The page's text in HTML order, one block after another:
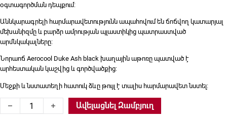
օգտագործման դեպքում:
Աննկարագրելի հարմարավետությունն ապահովում են ճոճվող կատարյալ
մեխանիզմը և բարձր ամրության պլաստիկից պատրաստված
արմնկակալները:
Նորաոճ Aerocool Duke Ash black խաղային աթոռը պատված է
արհեստական կաշվից և գործվածքից:
Մեջքի և նստատեղի հատուկ ձևը թույլ է տալիս հարմարավետ նստել:
Խաղային աթոռ Aerocool, Duke Punch red quantity
Ավելացնել Զամբյուղ